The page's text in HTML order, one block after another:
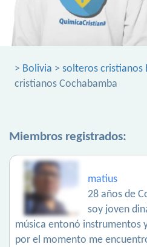
> Bolivia > solteros cristianos
cristianos Cochabamba
Miembros registrados:
matius
28 años de
soy joven
música entonó instrumentos
por el momento me